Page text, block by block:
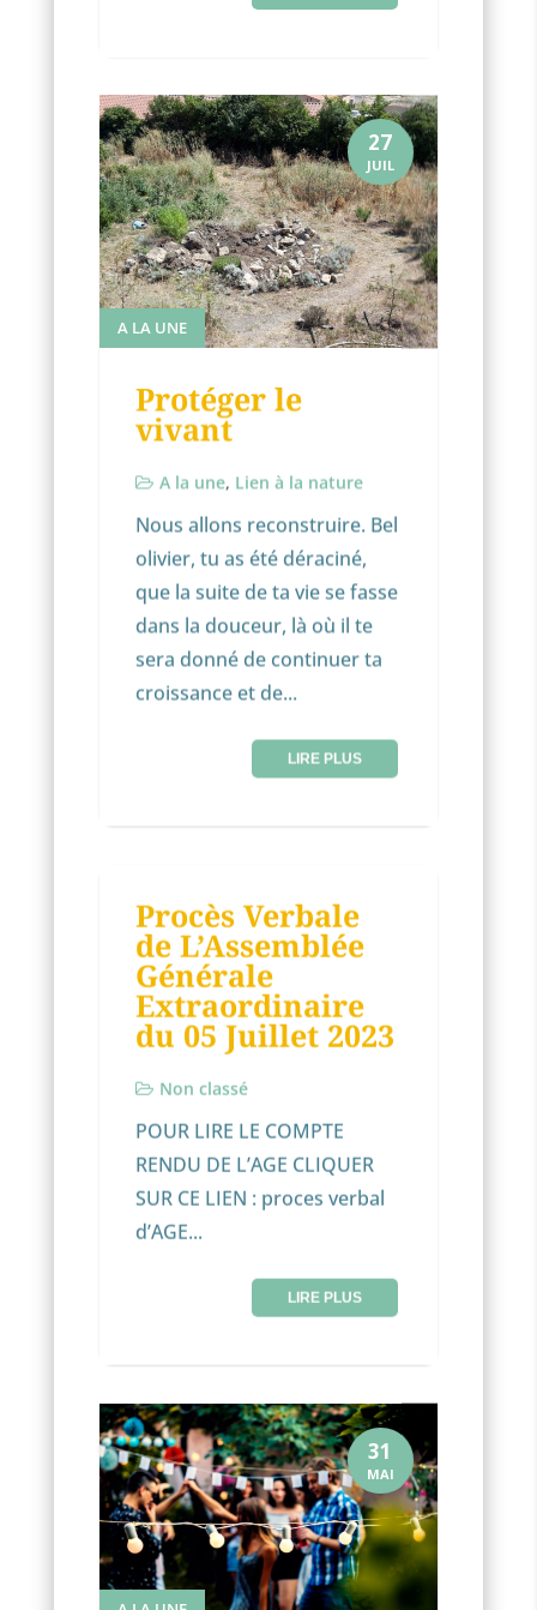
27
JUIL
A LA UNE
Protéger le
vivant
A la une, Lien à la nature
Nous allons reconstruire. Bel
olivier, tu as été déraciné,
que la suite de ta vie se fasse
dans la douceur, là où il te
sera donné de continuer ta
croissance et de...
LIRE PLUS
Procès Verbale
de L’Assemblée
Générale
Extraordinaire
du 05 Juillet 2023
Non classé
POUR LIRE LE COMPTE
RENDU DE L’AGE CLIQUER
SUR CE LIEN : proces verbal
d’AGE...
LIRE PLUS
31
MAI